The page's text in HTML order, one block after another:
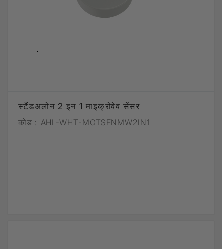
स्टैंडअलोन 2 इन 1 माइक्रोवेव सेंसर
कोड : AHL-WHT-MOTSENMW2IN1